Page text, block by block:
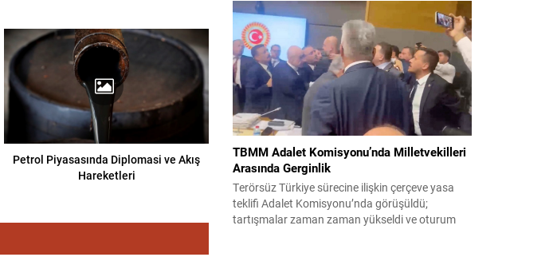
Petrol Piyasasında Diplomasi ve Akış
Hareketleri
alındığını bildirirken saldırıyı kınadı ve Tahran’ı
korsanlıkla suçladı. WAM ajansının aktardığı ilk
açıklamada, ADNOC’a ait bir geminin sabah
saatlerinde hedef alındığı belirtildi; ilerleyen
dakikalarda ise BAE...
TBMM Adalet Komisyonu’nda Milletvekilleri
Arasında Gerginlik
Terörsüz Türkiye sürecine ilişkin çerçeve yasa
teklifi Adalet Komisyonu’nda görüşüldü;
tartışmalar zaman zaman yükseldi ve oturum